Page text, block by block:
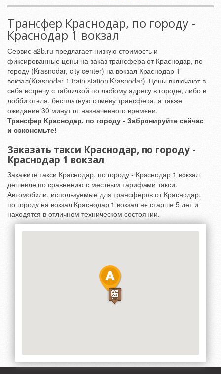
Трансфер Краснодар, по городу -
Краснодар 1 вокзал
Сервис a2b.ru предлагает низкую стоимость и
фиксированные цены на заказ трансфера от Краснодар, по
городу (Krasnodar, city center) на вокзал Краснодар 1
вокзал(Krasnodar 1 train station Krasnodar). Цены включают в
себя встречу с табличкой по любому адресу в городе, либо в
лобби отеля, бесплатную отмену трансфера, а также
ожидание 30 минут от назначенного времени.
Трансфер Краснодар, по городу - Забронируйте сейчас
и сэкономьте!
Заказать такси Краснодар, по городу -
Краснодар 1 вокзал
Закажите такси Краснодар, по городу - Краснодар 1 вокзал
дешевле по сравнению с местным тарифами такси.
Автомобили, используемые для трансферов от Краснодар,
по городу на вокзал Краснодар 1 вокзал не старше 5 лет и
находятся в отличном техническом состоянии.